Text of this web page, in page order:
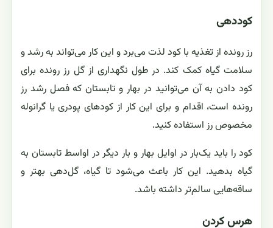
کوددهی
رز رونده از تغذیه با کود لذت می‌برد و این کار می‌تواند به رشد و
سلامت گیاه کمک کند. در طول نگهداری از گل رز رونده برای
کود دادن به آن می‌توانید در بهار و تابستان که فصل رشد رز
رونده است، اقدام و برای این کار از کود‌های پودری یا گرانوله
مخصوص رز استفاده کنید.
کود را باید یک‌بار در اوایل بهار و بار دیگر در اواسط تابستان به
گیاه بدهید. این کار باعث می‌شود تا گیاه، گل‌دهی بهتر و
ساقه‌هایی سالم‌تر داشته باشد.
هرس کردن